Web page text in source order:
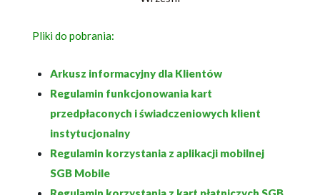
Pliki do pobrania:
Arkusz informacyjny dla Klientów
Regulamin funkcjonowania kart
przedpłaconych i świadczeniowych klient
instytucjonalny
Regulamin korzystania z aplikacji mobilnej
SGB Mobile